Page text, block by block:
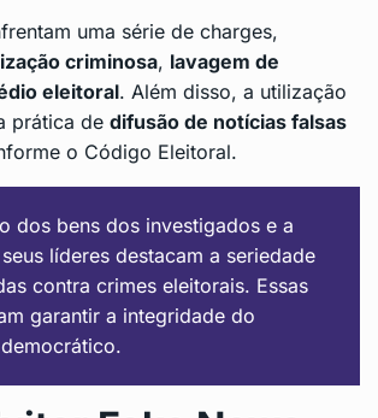
uma série de charges,
criminosa, lavagem de
eleitoral. Além disso, a utilização
prática de difusão de notícias falsas
o Código Eleitoral.
dos bens dos investigados e a
líderes destacam a seriedade
contra crimes eleitorais. Essas
garantir a integridade do